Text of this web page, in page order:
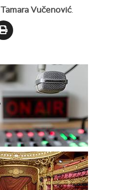
Tamara Vučenović.